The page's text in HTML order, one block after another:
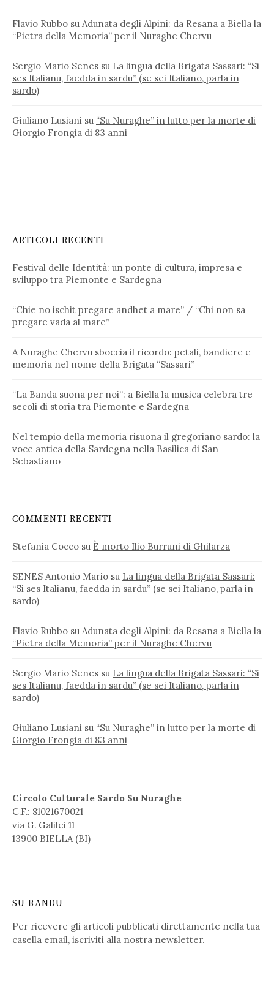
Flavio Rubbo su Adunata degli Alpini: da Resana a Biella la
“Pietra della Memoria” per il Nuraghe Chervu
Sergio Mario Senes su La lingua della Brigata Sassari: “Si
ses Italianu, faedda in sardu” (se sei Italiano, parla in
sardo)
Giuliano Lusiani su “Su Nuraghe” in lutto per la morte di
Giorgio Frongia di 83 anni
ARTICOLI RECENTI
Festival delle Identità: un ponte di cultura, impresa e
sviluppo tra Piemonte e Sardegna
“Chie no ischit pregare andhet a mare” / “Chi non sa
pregare vada al mare”
A Nuraghe Chervu sboccia il ricordo: petali, bandiere e
memoria nel nome della Brigata “Sassari”
“La Banda suona per noi”: a Biella la musica celebra tre
secoli di storia tra Piemonte e Sardegna
Nel tempio della memoria risuona il gregoriano sardo: la
voce antica della Sardegna nella Basilica di San
Sebastiano
COMMENTI RECENTI
Stefania Cocco su È morto Ilio Burruni di Ghilarza
SENES Antonio Mario su La lingua della Brigata Sassari:
“Si ses Italianu, faedda in sardu” (se sei Italiano, parla in
sardo)
Flavio Rubbo su Adunata degli Alpini: da Resana a Biella la
“Pietra della Memoria” per il Nuraghe Chervu
Sergio Mario Senes su La lingua della Brigata Sassari: “Si
ses Italianu, faedda in sardu” (se sei Italiano, parla in
sardo)
Giuliano Lusiani su “Su Nuraghe” in lutto per la morte di
Giorgio Frongia di 83 anni
Circolo Culturale Sardo Su Nuraghe
C.F.: 81021670021
via G. Galilei 11
13900 BIELLA (BI)
SU BANDU
Per ricevere gli articoli pubblicati direttamente nella tua
casella email, iscriviti alla nostra newsletter.